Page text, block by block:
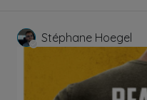
Stéphane Hoegel